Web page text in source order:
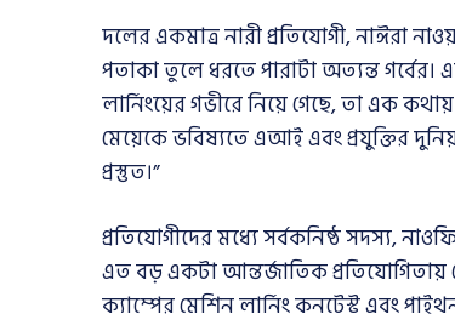
দলের একমাত্র নারী প্রতিযোগী, নাঈরা
পতাকা তুলে ধরতে পারাটা অত্যন্ত গর্বের।
লার্নিংয়ের গভীরে নিয়ে গেছে, তা এক
মেয়েকে ভবিষ্যতে এআই এবং প্রযুক্তির
প্রস্তুত।”
প্রতিযোগীদের মধ্যে সর্বকনিষ্ঠ সদস্য,
এত বড় একটা আন্তর্জাতিক
ক্যাম্পের মেশিন লার্নিং কনটেস্ট এবং